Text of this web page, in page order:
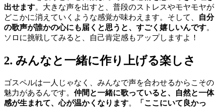
出せます。大きな声を出すと、普段のストレスやモヤモヤが
どこかに消えていくような感覚が味わえます。そして、
自分
の歌声が誰かの心にも届くと思うと、すごく嬉しいんです。
ソロに挑戦してみると、自己肯定感もアップしますよ！
2. みんなと一緒に作り上げる楽しさ
ゴスペルは一人じゃなく、みんなで声を合わせるからこその
魅力があるんです。 仲間と一緒に歌っていると、自然と一体
感が生まれて、心が温かくなります。
「ここにいて良かっ